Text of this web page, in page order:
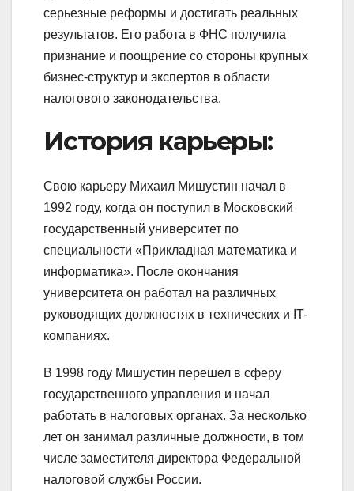
серьезные реформы и достигать реальных
результатов. Его работа в ФНС получила
признание и поощрение со стороны крупных
бизнес-структур и экспертов в области
налогового законодательства.
История карьеры:
Свою карьеру Михаил Мишустин начал в
1992 году, когда он поступил в Московский
государственный университет по
специальности «Прикладная математика и
информатика». После окончания
университета он работал на различных
руководящих должностях в технических и IT-
компаниях.
В 1998 году Мишустин перешел в сферу
государственного управления и начал
работать в налоговых органах. За несколько
лет он занимал различные должности, в том
числе заместителя директора Федеральной
налоговой службы России.